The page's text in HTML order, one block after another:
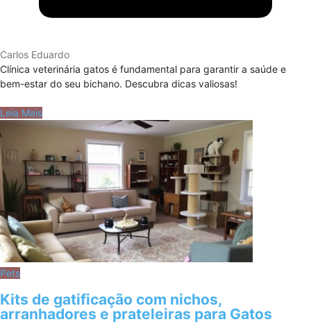
Carlos Eduardo
Clínica veterinária gatos é fundamental para garantir a saúde e
bem-estar do seu bichano. Descubra dicas valiosas!
Leia Mais
Pets
Kits de gatificação com nichos,
arranhadores e prateleiras para Gatos